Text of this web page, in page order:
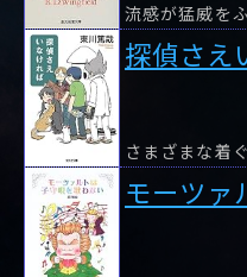
流感が猛威を
探偵さえ
さまざまな着
モーツァ